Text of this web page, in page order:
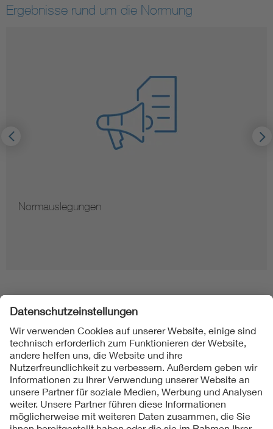
Ergebnisse rund um die Normung
Normauslegungen
Folgen Sie uns